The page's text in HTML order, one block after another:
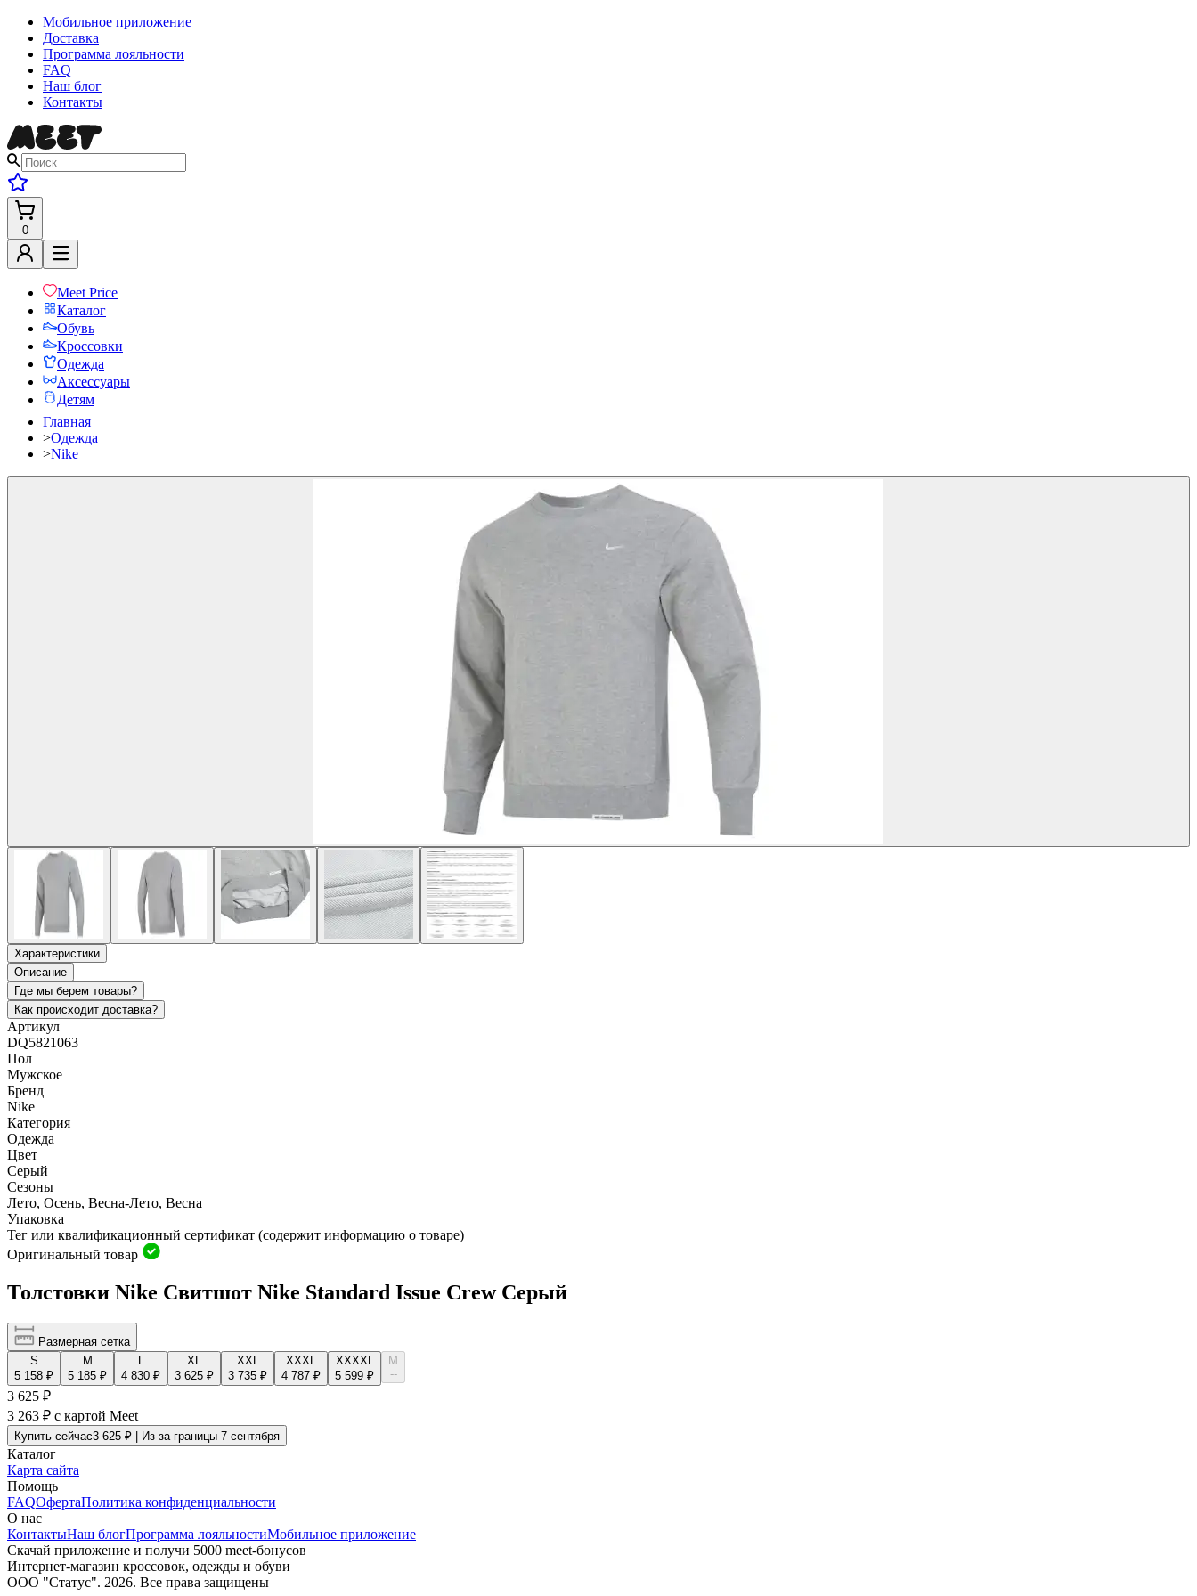
Мобильное приложение
Доставка
Программа лояльности
FAQ
Наш блог
Контакты
0
Meet Price
Каталог
Обувь
Кроссовки
Одежда
Аксессуары
Детям
Главная
>Одежда
>Nike
Характеристики
Описание
Где мы берем товары?
Как происходит доставка?
Артикул
DQ5821063
Пол
Мужское
Бренд
Nike
Категория
Одежда
Цвет
Серый
Сезоны
Лето, Осень, Весна-Лето, Весна
Упаковка
Тег или квалификационный сертификат (содержит информацию о товаре)
Оригинальный товар
Толстовки Nike Свитшот Nike Standard Issue Crew Серый
Размерная сетка
S
5 158 ₽
M
5 185 ₽
4 830 ₽
XL
3 625 ₽
XXL
3 735 ₽
XXXL
4 787 ₽
XXXXL
5 599 ₽
М
--
3 625 ₽
3 263 ₽ с картой Meet
Купить сейчас3 625 ₽ | Из-за границы 7 сентября
Каталог
Карта сайта
Помощь
FAQОфертаПолитика конфиденциальности
О нас
КонтактыНаш блогПрограмма лояльностиМобильное приложение
Скачай приложение и получи 5000 meet-бонусов
Интернет-магазин кроссовок, одежды и обуви
ООО "Статус". 2026. Все права защищены